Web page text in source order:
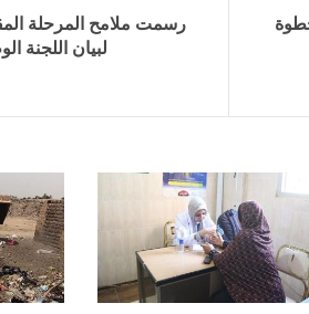
رسمت ملامح المرحلة
لبيان اللجنة